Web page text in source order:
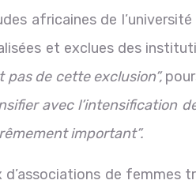
africaines de
et exclues des
de cette exclusion”,
avec l’intensification
important”.
de femmes